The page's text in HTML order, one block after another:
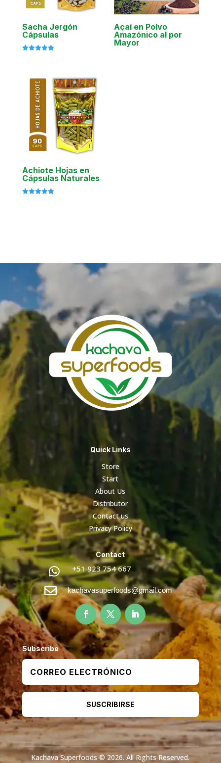
Sacha Jergón
Cápsulas
Açaí en Polvo
Amazónico al por
Mayor
Achiote Hojas en
Cápsulas Naturales
Quick Links
Store
Start
About Us
Distributor
Contact us
Privacy Policy
Contact
 +51 923 754 667
 kachavasuperfoods@gmail.com
Subscribe
SUSCRIBIRSE
Kachava Superfoods © 2026. All Rights Reserved.